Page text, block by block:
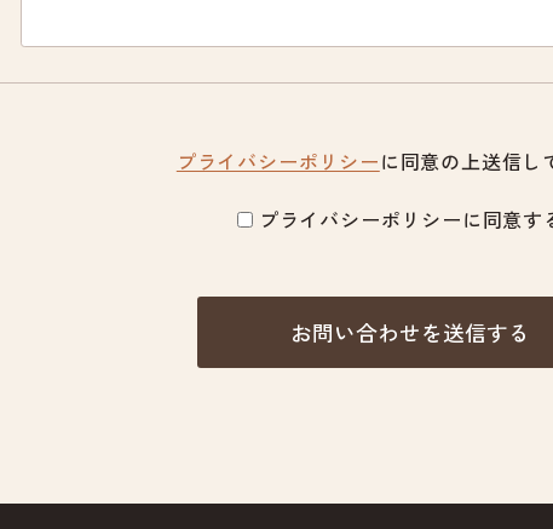
プライバシーポリシーに同意の上送信し
プライバシーポリシーに同意す